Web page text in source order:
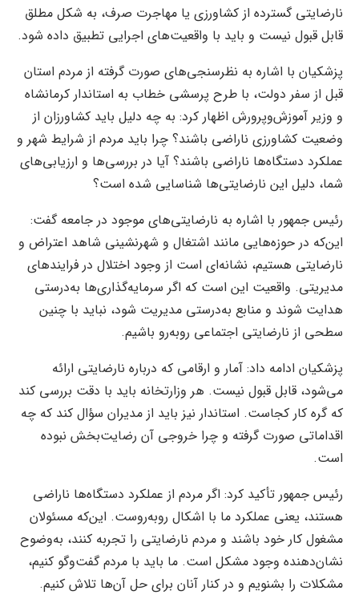
نارضایتی گسترده از کشاورزی یا مهاجرت صرف، به شکل مطلق
قابل قبول نیست و باید با واقعیت‌های اجرایی تطبیق داده شود.
پزشکیان با اشاره به نظرسنجی‌های صورت گرفته از مردم استان
قبل از سفر دولت، با طرح پرسشی خطاب به استاندار کرمانشاه
و وزیر آموزش‌وپرورش اظهار کرد: به چه دلیل باید کشاورزان از
وضعیت کشاورزی ناراضی باشند؟ چرا باید مردم از شرایط شهر و
عملکرد دستگاه‌ها ناراضی باشند؟ آیا در بررسی‌ها و ارزیابی‌های
شما، دلیل این نارضایتی‌ها شناسایی شده است؟
رئیس جمهور با اشاره به نارضایتی‌های موجود در جامعه گفت:
این‌که در حوزه‌هایی مانند اشتغال و شهرنشینی شاهد اعتراض و
نارضایتی هستیم، نشانه‌ای است از وجود اختلال در فرایندهای
مدیریتی. واقعیت این است که اگر سرمایه‌گذاری‌ها به‌درستی
هدایت شوند و منابع به‌درستی مدیریت شود، نباید با چنین
سطحی از نارضایتی اجتماعی روبه‌رو باشیم.
پزشکیان ادامه داد: آمار و ارقامی که درباره نارضایتی ارائه
می‌شود، قابل قبول نیست. هر وزارتخانه باید با دقت بررسی کند
که گره کار کجاست. استاندار نیز باید از مدیران سؤال کند که چه
اقداماتی صورت گرفته و چرا خروجی آن رضایت‌بخش نبوده
است.
رئیس جمهور تأکید کرد: اگر مردم از عملکرد دستگاه‌ها ناراضی
هستند، یعنی عملکرد ما با اشکال روبه‌روست. این‌که مسئولان
مشغول کار خود باشند و مردم نارضایتی را تجربه کنند، به‌وضوح
نشان‌دهنده وجود مشکل است. ما باید با مردم گفت‌وگو کنیم،
مشکلات را بشنویم و در کنار آنان برای حل آن‌ها تلاش کنیم.